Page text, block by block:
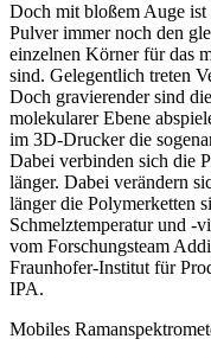
Doch mit bloßem Auge ist
Pulver immer noch den
einzelnen Körner für das
sind. Gelegentlich treten
Doch gravierender sind
molekularer Ebene
im 3D-Drucker die
Dabei verbinden sich die
länger. Dabei verändern
länger die Polymerketten
Schmelztemperatur und -
vom Forschungsteam
Fraunhofer-Institut für
IPA.
Mobiles